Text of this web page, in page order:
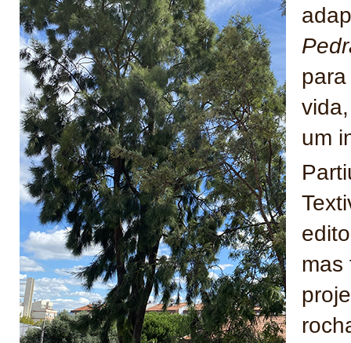
um
mas